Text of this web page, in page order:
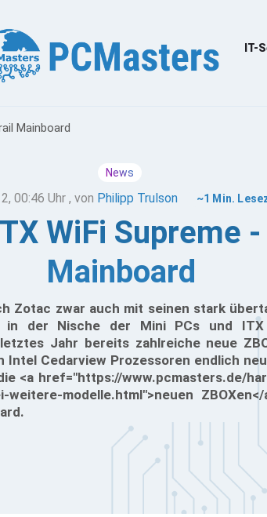
IT-
Mainboard
News
00:46 Uhr , von Philipp Trulson ~1 Min.
WiFi Supreme -
Mainboard
Zotac zwar auch mit seinen stark
in der Nische der Mini PCs und ITX
Jahr bereits zahlreiche neue
Cedarview Prozessoren endlich
<a href="https://www.pcmasters.de/
weitere-modelle.html">neuen